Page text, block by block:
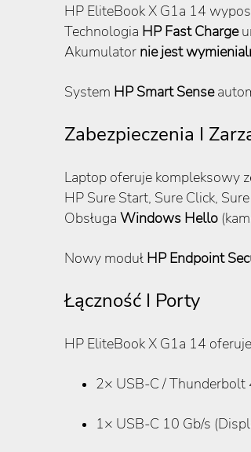
HP EliteBook X G1a 14
Technologia HP Fast Charge
Akumulator nie jest
System HP Smart Sense
Zabezpieczenia I
Laptop oferuje kompleksowy
HP Sure Start, Sure Click,
Obsługa Windows Hello
Nowy moduł HP Endpoint
Łączność I Porty
HP EliteBook X G1a 14
2× USB-C / Thunderbolt
1× USB-C 10 Gb/s